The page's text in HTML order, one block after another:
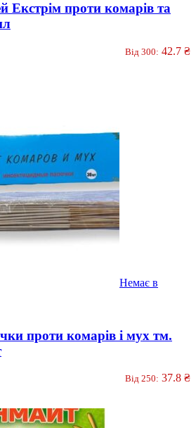
Екстрім проти комарів та
Від 300: 42.7 ₴
Немає в
проти комарів і мух тм.
Від 250: 37.8 ₴